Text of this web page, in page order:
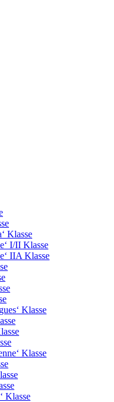
Klasse
I/II Klasse
IIA Klasse
Klasse
Klasse
Klasse